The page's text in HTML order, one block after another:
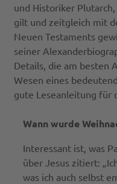
und Historiker
gilt und zeitgleich mit
Neuen Testaments
seiner
Details, die am besten
Wesen eines
gute Leseanleitung für
Wann wurde
Interessant ist, was
über Jesus zitiert:
was ich auch selbst